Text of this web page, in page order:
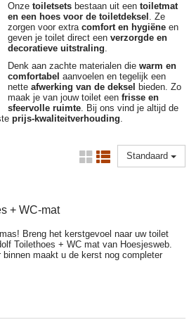
Onze toiletsets bestaan uit een toiletmat
en een hoes voor de toiletdeksel . Ze
zorgen voor extra comfort en hygiëne en
geven je toilet direct een verzorgde en
decoratieve uitstraling.
Denk aan zachte materialen die warm en
comfortabel aanvoelen en tegelijk een
nette afwerking van de deksel
bieden. Zo
maak je van jouw toilet een frisse en
sfeervolle ruimte. Bij ons vind je altijd de
prijs-kwaliteitverhouding.
Standaard
+ WC-mat
Breng het kerstgevoel naar uw toilet
Toilethoes + WC mat van Hoesjesweb.
maakt u de kerst nog completer